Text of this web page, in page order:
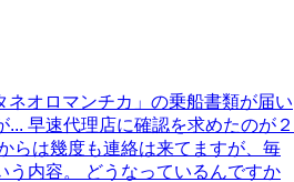
ネオロマンチカ」の乗船書類が届い
... 早速代理店に確認を求めたのが２
らは幾度も連絡は来てますが、毎
う内容。 どうなっているんですか